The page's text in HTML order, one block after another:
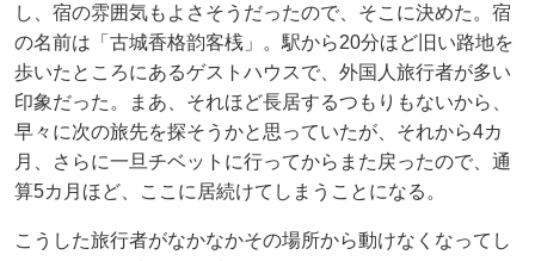
し、宿の雰囲気もよさそうだったので、そこに決めた。宿
の名前は「古城香格韵客桟」。駅から20分ほど旧い路地を
歩いたところにあるゲストハウスで、外国人旅行者が多い
印象だった。まあ、それほど長居するつもりもないから、
早々に次の旅先を探そうかと思っていたが、それから4カ
月、さらに一旦チベットに行ってからまた戻ったので、通
算5カ月ほど、ここに居続けてしまうことになる。
こうした旅行者がなかなかその場所から動けなくなってし